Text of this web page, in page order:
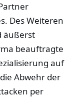
Des Weiteren
äußerst
beauftragte
auf
Abwehr der
per